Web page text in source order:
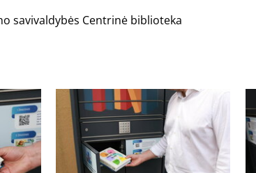
savivaldybės Centrinė biblioteka